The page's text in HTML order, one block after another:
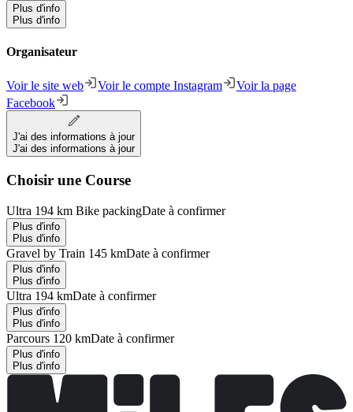
Plus d'info
Plus d'info
Organisateur
Voir le site web Voir le compte Instagram
Voir la page
Facebook
J'ai des informations à jour
J'ai des informations à jour
Choisir une Course
Ultra 194 km Bike packingDate à confirmer
Plus d'info
Plus d'info
Gravel by Train 145 kmDate à confirmer
Plus d'info
Plus d'info
Ultra 194 kmDate à confirmer
Plus d'info
Plus d'info
Parcours 120 kmDate à confirmer
Plus d'info
Plus d'info